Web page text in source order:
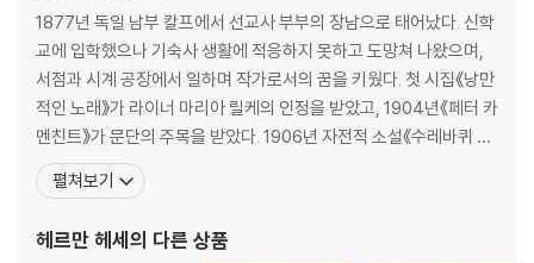
형식 구성을 이해하면 보이는 『데미안』
모토와 서문 이해하기
본문 여덟 개의 장 이해하기
소설 서사의 3단계 이해하기
독일 교양 소설(발전 소설)적 특징과 차이점 이해하기
데미안은 누구인가?
그림의 상징과 의미
1877년 독일 남부 칼프에서 선교사 부부의 장남으로 태어났다. 신학
교에 입학했으나 기숙사 생활에 적응하지 못하고 도망쳐 나왔으며,
서점과 시계 공장에서 일하며 작가로서의 꿈을 키웠다. 첫 시집《낭만
적인 노래》가 라이너 마리아 릴케의 인정을 받았고, 1904년《페터 카
멘친트》가 문단의 주목을 받았다. 1906년 자전적 소설《수레바퀴 아
래서》를 출간했고, 1919년 필명 ‘에밀 싱클레어’로《데미안》을 출간
했다. 가장 활발한 작품 활동을 한 1920년에는《클링조어의 마지막
다. 1946년《유리알 유희》로 노벨문학상과 괴
펼쳐보기
헤르만 헤세 의 다른 상품